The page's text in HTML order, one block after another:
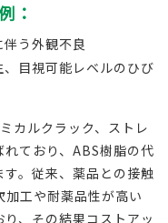
：
う外観不良
目視可能レベルのひび
カルクラック、ストレ
ており、ABS樹脂の代
。従来、薬品との接触
工や耐薬品性が高い
、その結果コストアッ